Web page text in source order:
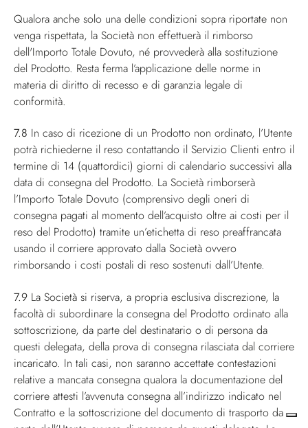
Qualora anche solo una delle condizioni sopra riportate non
venga rispettata, la Società non effettuerà il rimborso
dell'Importo Totale Dovuto, né provvederà alla sostituzione
del Prodotto. Resta ferma l’applicazione delle norme in
materia di diritto di recesso e di garanzia legale di
conformità.
7.8 In caso di ricezione di un Prodotto non ordinato, l’Utente
potrà richiederne il reso contattando il Servizio Clienti entro il
termine di 14 (quattordici) giorni di calendario successivi alla
data di consegna del Prodotto. La Società rimborserà
l’Importo Totale Dovuto (comprensivo degli oneri di
consegna pagati al momento dell’acquisto oltre ai costi per il
reso del Prodotto) tramite un’etichetta di reso preaffrancata
usando il corriere approvato dalla Società ovvero
rimborsando i costi postali di reso sostenuti dall’Utente.
7.9 La Società si riserva, a propria esclusiva discrezione, la
facoltà di subordinare la consegna del Prodotto ordinato alla
sottoscrizione, da parte del destinatario o di persona da
questi delegata, della prova di consegna rilasciata dal corriere
incaricato. In tali casi, non saranno accettate contestazioni
relative a mancata consegna qualora la documentazione del
corriere attesti l’avvenuta consegna all’indirizzo indicato nel
Contratto e la sottoscrizione del documento di trasporto da